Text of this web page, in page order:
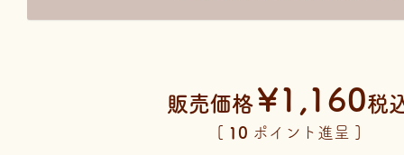
販売価格 ¥1,160税
[ 10 ポイント進呈 ]